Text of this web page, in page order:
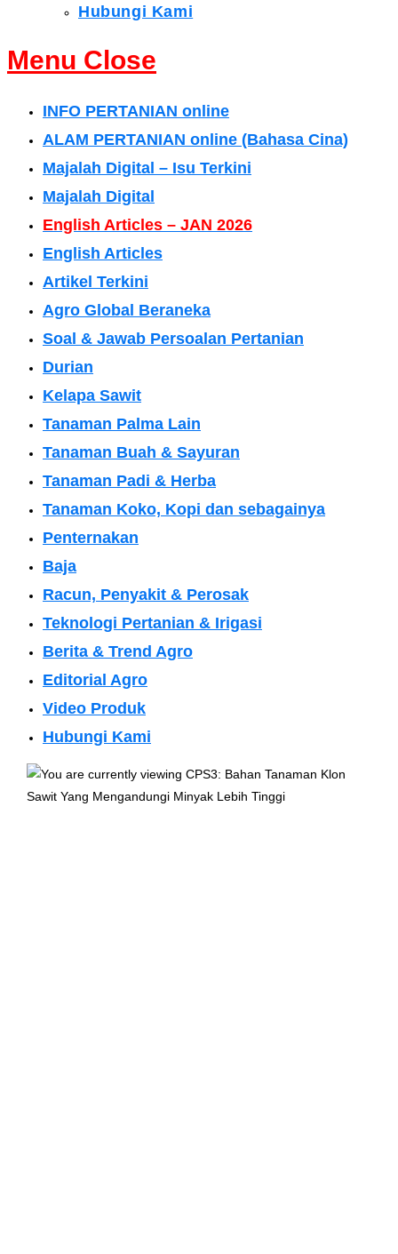
Hubungi Kami
Menu Close
INFO PERTANIAN online
ALAM PERTANIAN online (Bahasa Cina)
Majalah Digital – Isu Terkini
Majalah Digital
English Articles – JAN 2026
English Articles
Artikel Terkini
Agro Global Beraneka
Soal & Jawab Persoalan Pertanian
Durian
Kelapa Sawit
Tanaman Palma Lain
Tanaman Buah & Sayuran
Tanaman Padi & Herba
Tanaman Koko, Kopi dan sebagainya
Penternakan
Baja
Racun, Penyakit & Perosak
Teknologi Pertanian & Irigasi
Berita & Trend Agro
Editorial Agro
Video Produk
Hubungi Kami